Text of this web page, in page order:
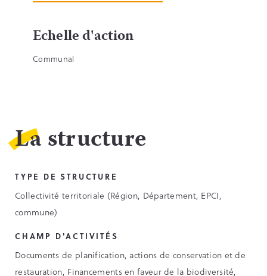
La structure
TYPE DE STRUCTURE
Collectivité territoriale (Région, Département, EPCI,
commune)
CHAMP D'ACTIVITÉS
Documents de planification, actions de conservation et de
restauration, Financements en faveur de la biodiversité,
Echelle d'action
Communal